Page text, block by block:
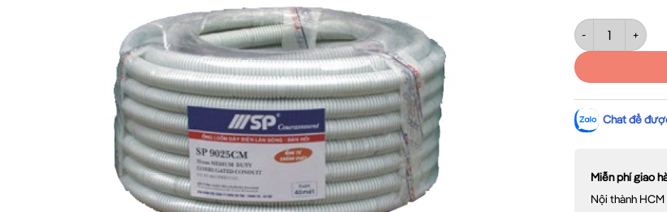
Ống luồn đàn hồi
Chat để
Miễn phí giao
Nội thành